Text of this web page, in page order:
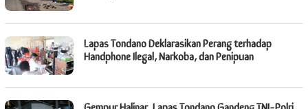
Lapas Tondano Deklarasikan Perang terhadap
Handphone Ilegal, Narkoba, dan Penipuan